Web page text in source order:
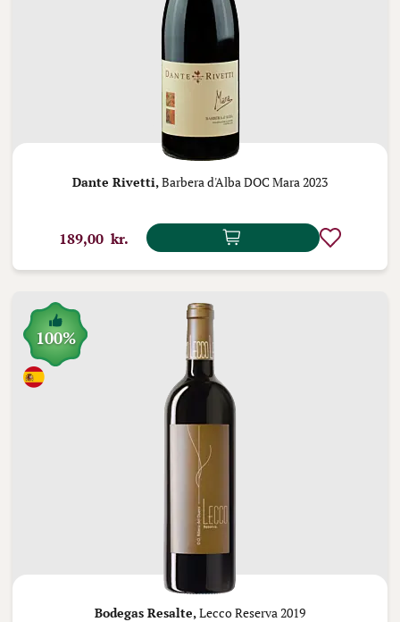
Dante Rivetti, Barbera d'Alba DOC Mara 2023
189,00 kr.
100%
Bodegas Resalte,Lecco Reserva 2019